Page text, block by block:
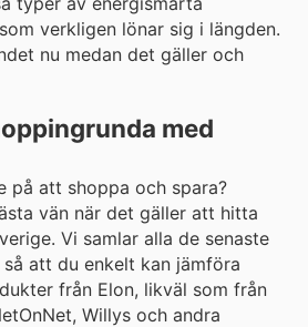
verkligen lönar sig i längden.
nu medan det gäller och
med
på att shoppa och spara?
vän när det gäller att hitta
Vi samlar alla de senaste
att du enkelt kan jämföra
från Elon, likväl som från
Willys och andra